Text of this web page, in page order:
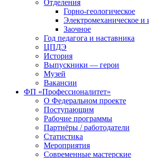
Отделения
Горно-геологическое
Электромеханическое
Заочное
Год педагога и наставника
ЦПДЭ
История
Выпускники — герои
Музей
Вакансии
ФП «Профессионалитет»
О Федеральном проекте
Поступающим
Рабочие программы
Партнёры / работодатели
Статистика
Мероприятия
Современные мастерские